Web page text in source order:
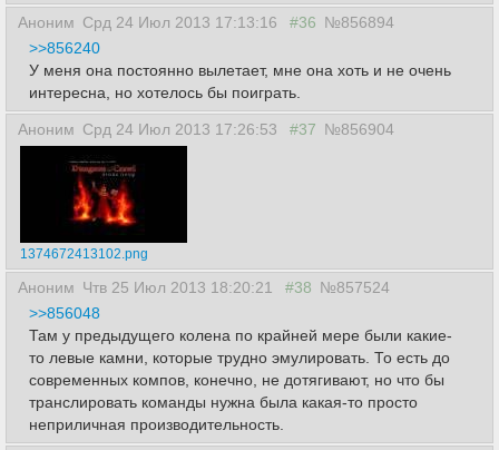
Аноним Срд 24 Июл 2013 17:13:16 #36 №856894
>>856240
У меня она постоянно вылетает, мне она хоть и не очень
интересна, но хотелось бы поиграть.
Аноним Срд 24 Июл 2013 17:26:53 #37 №856904
1374672413102.png
Аноним Чтв 25 Июл 2013 18:20:21 #38 №857524
>>856048
Там у предыдущего колена по крайней мере были какие-
то левые камни, которые трудно эмулировать. То есть до
современных компов, конечно, не дотягивают, но что бы
транслировать команды нужна была какая-то просто
неприличная производительность.